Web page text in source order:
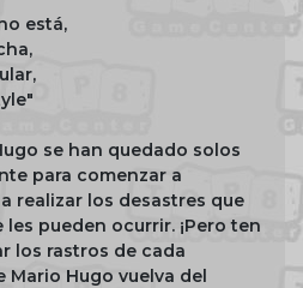
está,
se han quedado solos
para comenzar a
realizar los desastres que
pueden ocurrir. ¡Pero ten
los rastros de cada
Mario Hugo vuelva del